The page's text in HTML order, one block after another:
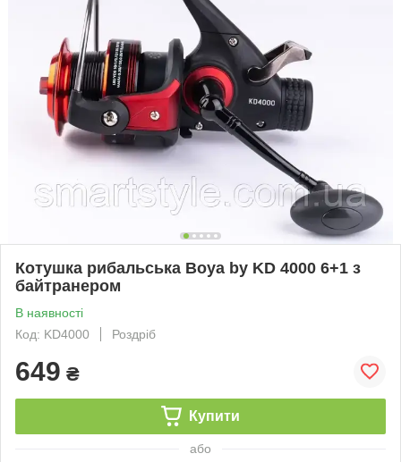
Котушка рибальська Boya by KD 4000 6+1 з
байтранером
В наявності
Код: KD4000
Роздріб
649 ₴
Купити
або